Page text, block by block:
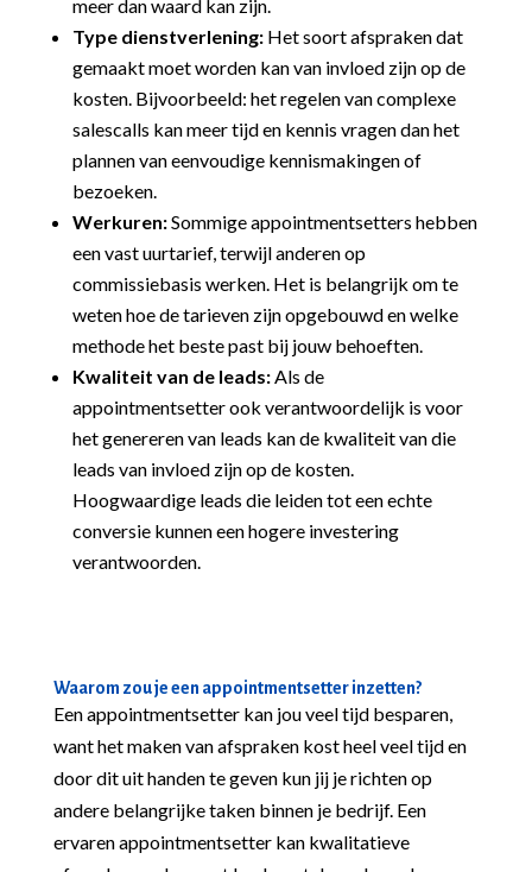
meer dan waard kan zijn.
Type dienstverlening:Het soort afspraken dat
gemaakt moet worden kan van invloed zijn op de
kosten. Bijvoorbeeld: het regelen van complexe
salescalls kan meer tijd en kennis vragen dan het
plannen van eenvoudige kennismakingen of
bezoeken.
Werkuren:Sommige appointmentsetters hebben
een vast uurtarief, terwijl anderen op
commissiebasis werken. Het is belangrijk om te
weten hoe de tarieven zijn opgebouwd en welke
methode het beste past bij jouw behoeften.
Kwaliteit van de leads:Als de
appointmentsetter ook verantwoordelijk is voor
het genereren van leads kan de kwaliteit van die
leads van invloed zijn op de kosten.
Hoogwaardige leads die leiden tot een echte
conversie kunnen een hogere investering
verantwoorden.
Waarom zou je een appointmentsetter inzetten?
Een appointmentsetter kan jou veel tijd besparen,
want het maken van afspraken kost heel veel tijd en
door dit uit handen te geven kun jij je richten op
andere belangrijke taken binnen je bedrijf. Een
ervaren appointmentsetter kan kwalitatieve